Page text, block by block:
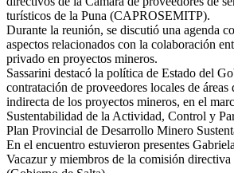
turísticos de la Puna (CAPROSEMITP).
Durante la reunión, se discutió una agenda
aspectos relacionados con la colaboración
privado en proyectos mineros.
Sassarini destacó la política de Estado del
contratación de proveedores locales de
indirecta de los proyectos mineros, en el
Sustentabilidad de la Actividad, Control y
Plan Provincial de Desarrollo Minero
En el encuentro estuvieron presentes
Vacazur y miembros de la comisión directiva